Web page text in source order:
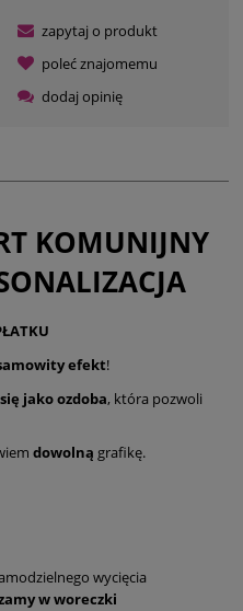
zapytaj o produkt
poleć znajomemu
dodaj opinię
KOMUNIJNY
efekt!
jako ozdoba, która pozwoli
dowolną grafikę.
wycięcia
w woreczki